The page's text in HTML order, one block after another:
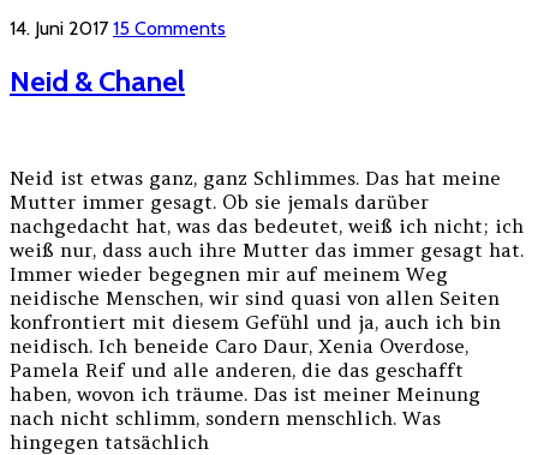
14. Juni 2017 15 Comments
Neid & Chanel
Neid ist etwas ganz, ganz Schlimmes. Das hat meine
Mutter immer gesagt. Ob sie jemals darüber
nachgedacht hat, was das bedeutet, weiß ich nicht; ich
weiß nur, dass auch ihre Mutter das immer gesagt hat.
Immer wieder begegnen mir auf meinem Weg
neidische Menschen, wir sind quasi von allen Seiten
konfrontiert mit diesem Gefühl und ja, auch ich bin
neidisch. Ich beneide Caro Daur, Xenia Overdose,
Pamela Reif und alle anderen, die das geschafft
haben, wovon ich träume. Das ist meiner Meinung
nach nicht schlimm, sondern menschlich. Was
hingegen tatsächlich